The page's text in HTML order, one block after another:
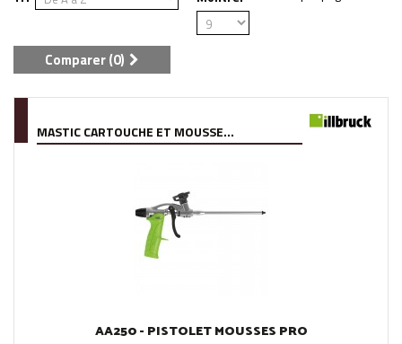
Comparer (0)
MASTIC CARTOUCHE ET MOUSSE...
AA250 - PISTOLET MOUSSES PRO